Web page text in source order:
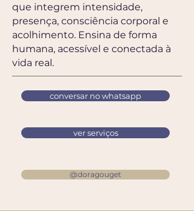
que integrem intensidade,
presença, consciência corporal e
acolhimento. Ensina de forma
humana, acessível e conectada à
vida real.
conversar no whatsapp
ver serviços
@doragouget